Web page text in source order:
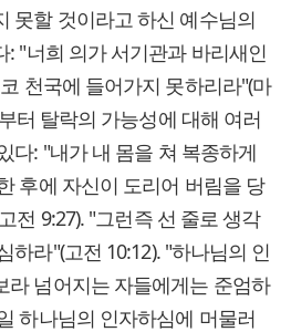
못할 것이라고 하신 예수님의
: "너희 의가 서기관과 바리새인
천국에 들어가지 못하리라"(마
터 탈락의 가능성에 대해 여러
다: "내가 내 몸을 쳐 복종하게
후에 자신이 도리어 버림을 당
전 9:27). "그런즉 선 줄로 생각
하라"(고전 10:12). "하나님의 인
라 넘어지는 자들에게는 준엄하
하나님의 인자하심에 머물러